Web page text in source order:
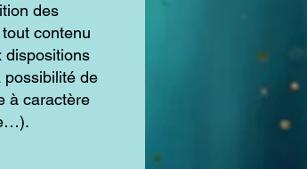
des
contenu
dispositions
possibilité de
à caractère